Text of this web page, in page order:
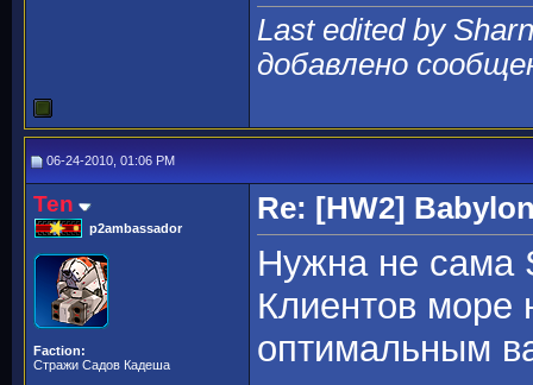
Last edited by
добавлено
06-24-2010, 01:06 PM
Ten
p2ambassador
Faction:
Стражи Садов Кадеша
Re: [HW2]
Нужна не сама
Клиентов море
оптимальным